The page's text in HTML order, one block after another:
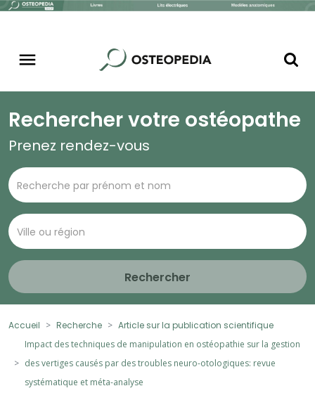
Rechercher votre ostéopathe
Prenez rendez-vous
Rechercher
Accueil Recherche
Article sur la publication scientifique
Impact des techniques de manipulation en ostéopathie sur la gestion
des vertiges causés par des troubles neuro-otologiques: revue
systématique et méta-analyse